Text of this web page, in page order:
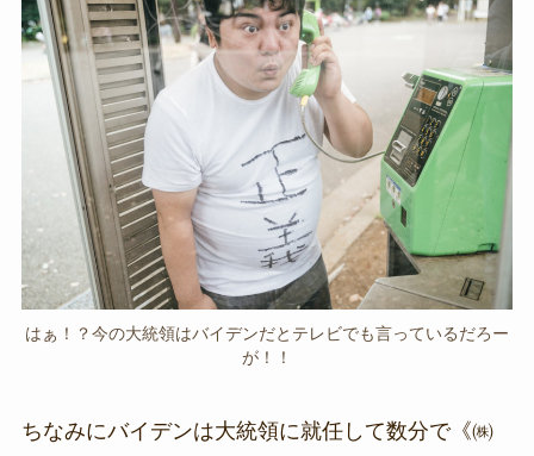
はぁ！？今の大統領はバイデンだとテレビでも言っているだろー
が！！
ちなみにバイデンは大統領に就任して数分で《㈱